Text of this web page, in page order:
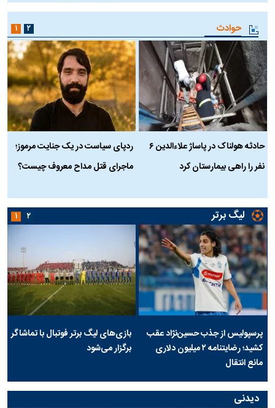
حوادث
حادثه هولناک در پاساژ علاءالدین ۶
نفر را راهی بیمارستان کرد
ردپای سیاست در یک جنایت مرموز؛
ماجرای قتل مداح معروف چیست؟
۱ ۲
لیگ برتر
پرسپولیس از جذب حسین‌نژاد عقب
کشید؛ رضایتنامه ۲ میلیون دلاری
مانع انتقال
بازی‌های لیگ برتر فوتبال با تماشاگر
برگزار می‌شود
۱ ۲
دیدنی